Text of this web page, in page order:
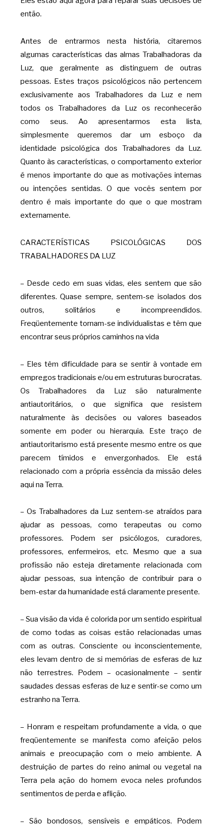
então.
Antes de entrarmos nesta história, citaremos
algumas características das almas Trabalhadoras da
Luz, que geralmente as distinguem de outras
pessoas. Estes traços psicológicos não pertencem
exclusivamente aos Trabalhadores da Luz e nem
todos os Trabalhadores da Luz os reconhecerão
como seus. Ao apresentarmos esta lista,
simplesmente queremos dar um esboço da
identidade psicológica dos Trabalhadores da Luz.
Quanto às características, o comportamento exterior
é menos importante do que as motivações internas
ou intenções sentidas. O que vocês sentem por
dentro é mais importante do que o que mostram
externamente.
CARACTERÍSTICAS PSICOLÓGICAS DOS
TRABALHADORES DA LUZ
– Desde cedo em suas vidas, eles sentem que são
diferentes. Quase sempre, sentem-se isolados dos
outros, solitários e incompreendidos.
Freqüentemente tornam-se individualistas e têm que
encontrar seus próprios caminhos na vida
– Eles têm dificuldade para se sentir à vontade em
empregos tradicionais e/ou em estruturas burocratas.
Os Trabalhadores da Luz são naturalmente
antiautoritários, o que significa que resistem
naturalmente às decisões ou valores baseados
somente em poder ou hierarquia. Este traço de
antiautoritarismo está presente mesmo entre os que
parecem tímidos e envergonhados. Ele está
relacionado com a própria essência da missão deles
aqui na Terra.
– Os Trabalhadores da Luz sentem-se atraídos para
ajudar as pessoas, como terapeutas ou como
professores. Podem ser psicólogos, curadores,
professores, enfermeiros, etc. Mesmo que a sua
profissão não esteja diretamente relacionada com
ajudar pessoas, sua intenção de contribuir para o
bem-estar da humanidade está claramente presente.
– Sua visão da vida é colorida por um sentido espiritual
de como todas as coisas estão relacionadas umas
com as outras. Consciente ou inconscientemente,
eles levam dentro de si memórias de esferas de luz
não terrestres. Podem – ocasionalmente – sentir
saudades dessas esferas de luz e sentir-se como um
estranho na Terra.
– Honram e respeitam profundamente a vida, o que
freqüentemente se manifesta como afeição pelos
animais e preocupação com o meio ambiente. A
destruição de partes do reino animal ou vegetal na
Terra pela ação do homem evoca neles profundos
sentimentos de perda e aflição.
– São bondosos, sensíveis e empáticos. Podem